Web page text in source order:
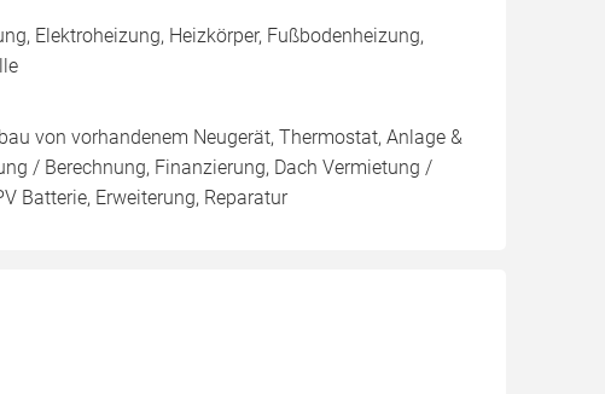
Elektroheizung, Heizkörper, Fußbodenheizung,
von vorhandenem Neugerät, Thermostat, Anlage &
/ Berechnung, Finanzierung, Dach Vermietung /
Batterie, Erweiterung, Reparatur